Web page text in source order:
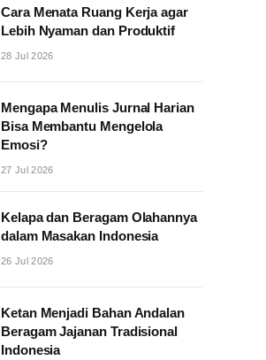
Cara Menata Ruang Kerja agar
Lebih Nyaman dan Produktif
28 Jul 2026
Mengapa Menulis Jurnal Harian
Bisa Membantu Mengelola
Emosi?
27 Jul 2026
Kelapa dan Beragam Olahannya
dalam Masakan Indonesia
26 Jul 2026
Ketan Menjadi Bahan Andalan
Beragam Jajanan Tradisional
Indonesia